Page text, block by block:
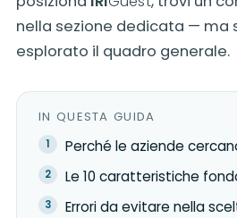
nella sezione dedicata — ma
esplorato il quadro generale.
IN QUESTA GUIDA
Perché le aziende
Le 10 caratteristiche
Errori da evitare nella